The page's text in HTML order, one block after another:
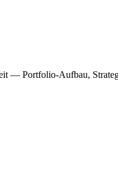
— Portfolio-Aufbau,